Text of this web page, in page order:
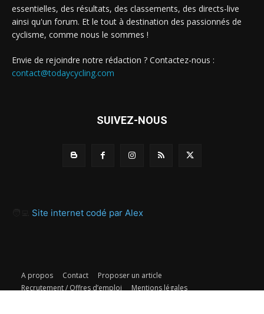
essentielles, des résultats, des classements, des directs-live
ainsi qu'un forum. Et le tout à destination des passionnés de
cyclisme, comme nous le sommes !
Envie de rejoindre notre rédaction ? Contactez-nous :
contact@todaycycling.com
SUIVEZ-NOUS
Site internet codé par Alex
A propos Contact
Proposer un article
Recrutement / Offres d’emploi
Mentions légales